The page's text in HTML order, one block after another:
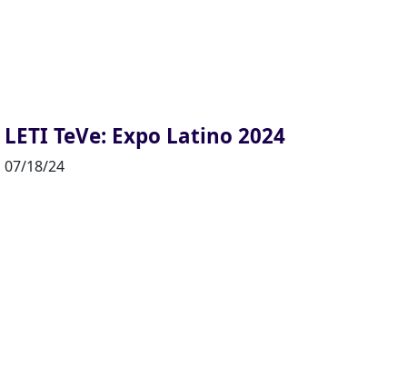
LETI TeVe: Expo Latino 2024
07/18/24